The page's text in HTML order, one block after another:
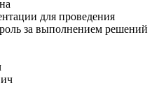
для проведения
за выполнением решений